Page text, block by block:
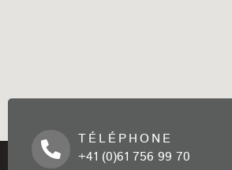
TÉLÉPHONE
+41 (0)61 756 99 70